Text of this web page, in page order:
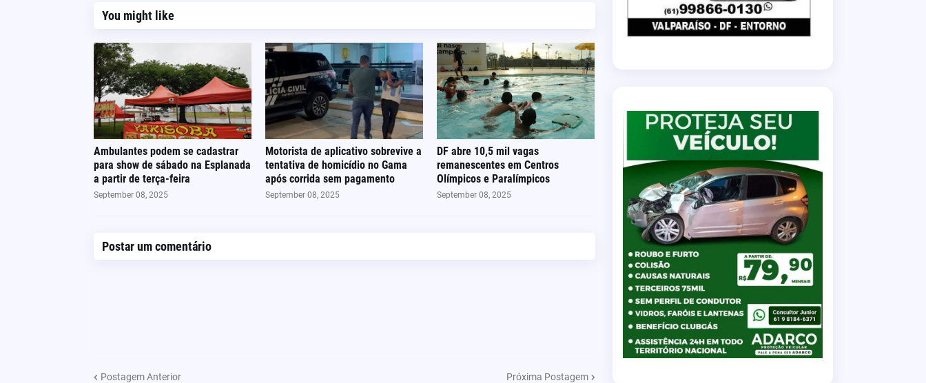
You might like
Ambulantes podem se cadastrar
para show de sábado na Esplanada
a partir de terça-feira
September 08, 2025
Motorista de aplicativo sobrevive a
tentativa de homicídio no Gama
após corrida sem pagamento
September 08, 2025
DF abre 10,5 mil vagas
remanescentes em Centros
Olímpicos e Paralímpicos
September 08, 2025
Postar um comentário
Postagem Anterior Próxima Postagem